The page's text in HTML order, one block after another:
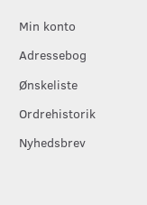
Min konto
Adressebog
Ønskeliste
Ordrehistorik
Nyhedsbrev